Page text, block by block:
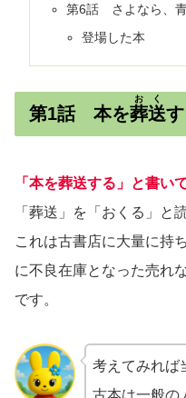
第6話 さよなら、
登場した本
第1話 本を葬送
おく
「本を葬送する」と書い
「葬送」を「おくる」と
これは古書店に大量に持
に不良在庫となった売れ
です。
考えてみれば